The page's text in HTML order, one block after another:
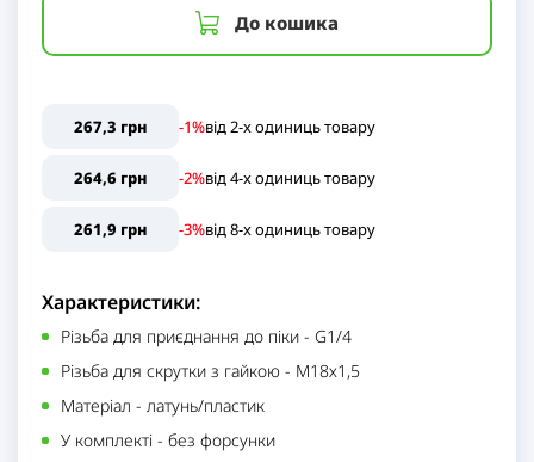
До кошика
267,3 грн -1%від2-x одиницьтовару
264,6 грн -2%від4-x одиницьтовару
261,9 грн -3%від8-x одиницьтовару
Характеристики:
Різьба для приєднання до піки - G1/4
Різьба для скрутки з гайкою - М18х1,5
Матеріал - латунь/пластик
У комплекті - без форсунки